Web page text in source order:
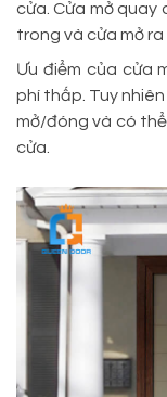
cửa. Cửa mở quay
trong và cửa mở ra
Ưu điểm của cửa
phí thấp. Tuy
mở/đóng và có thể
cửa.